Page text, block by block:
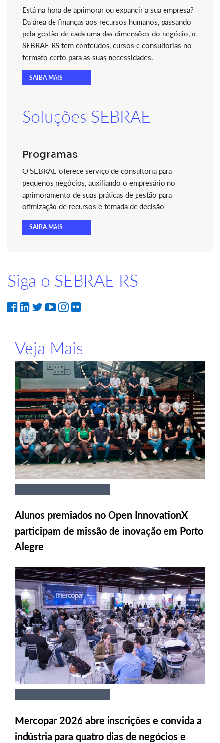
Está na hora de aprimorar ou expandir a sua empresa?
Da área de finanças aos recursos humanos, passando
pela gestão de cada uma das dimensões do negócio, o
SEBRAE RS tem conteúdos, cursos e consultorias no
formato certo para as suas necessidades.
SAIBA MAIS
Soluções SEBRAE
Programas
O SEBRAE oferece serviço de consultoria para
pequenos negócios, auxiliando o empresário no
aprimoramento de suas práticas de gestão para
otimização de recursos e tomada de decisão.
SAIBA MAIS
Siga o SEBRAE RS
Veja Mais
Alunos premiados no Open InnovationX
participam de missão de inovação em Porto
Alegre
Mercopar 2026 abre inscrições e convida a
indústria para quatro dias de negócios e